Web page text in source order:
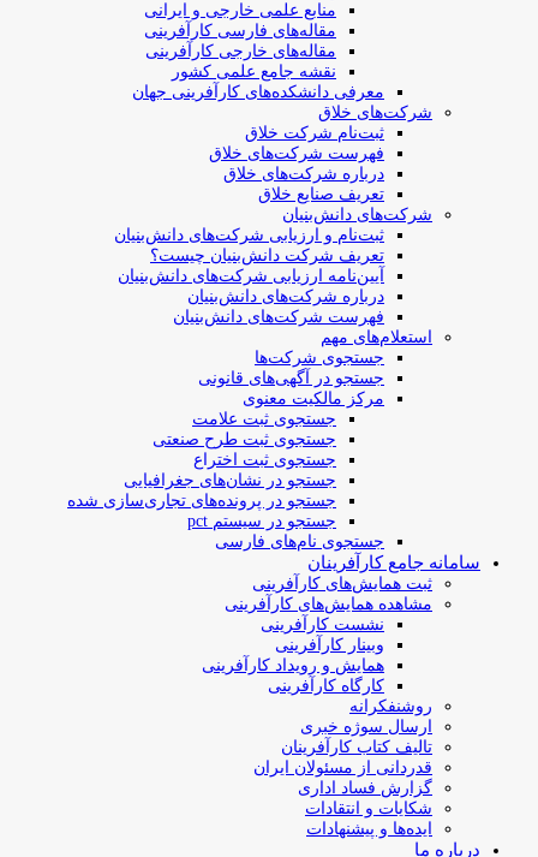
منابع علمی خارجی و ایرانی
مقاله‌های فارسی کارآفرینی
مقاله‌های خارجی کارآفرینی
نقشه جامع علمی کشور
معرفی دانشکده‌های کارآفرینی جهان
شرکت‌های خلاق
ثبت‌نام شرکت خلاق
فهرست شرکت‌های خلاق
درباره شرکت‌های خلاق
تعریف صنایع خلاق
شرکت‌های دانش‌بنیان
ثبت‌نام و ارزیابی شرکت‌های دانش‌بنیان
تعریف شرکت دانش‌بنیان چیست؟
آیین‌نامه ارزیابی شرکت‌های دانش‌بنیان
درباره شرکت‌های دانش‌بنیان
فهرست شرکت‌های دانش‌بنیان
استعلام‌های مهم
جستجوی شرکت‌ها
جستجو در آگهی‌های قانونی
مرکز مالکیت معنوی
جستجوی ثبت علامت
جستجوی ثبت طرح صنعتی
جستجوی ثبت اختراع
جستجو در نشان‌های جغرافیایی
جستجو در پرونده‌های تجاری‌سازی شده
جستجو در سیستم pct
جستجوی نام‌های فارسی
سامانه جامع کارآفرینان
ثبت همایش‌های کارآفرینی
مشاهده همایش‌های کارآفرینی
نشست کارآفرینی
وبینار کارآفرینی
همایش و رویداد کارآفرینی
کارگاه کارآفرینی
روشنفکرانه
ارسال سوژه‌ خبری
تالیف کتاب کارآفرینان
قدردانی از مسئولان ایران
گزارش فساد اداری
شکایات و انتقادات
ایده‌ها و پیشنهادات
درباره ما